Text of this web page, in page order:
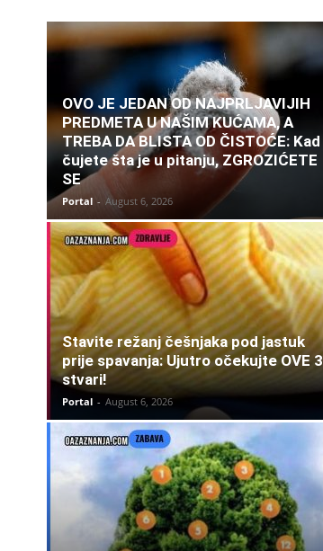
OVO JE JEDAN OD NAJPRLJAVIJIH
PREDMETA U NAŠIM KUĆAMA, A
TREBA DA BLISTA OD ČISTOĆE: Kad
čujete šta je u pitanju, ZGROZIĆETE
SE
Portal - August 6, 2026
Stavite režanj češnjaka pod jastuk
prije spavanja: Ujutro očekujte OVE 3
stvari!
Portal - August 6, 2026